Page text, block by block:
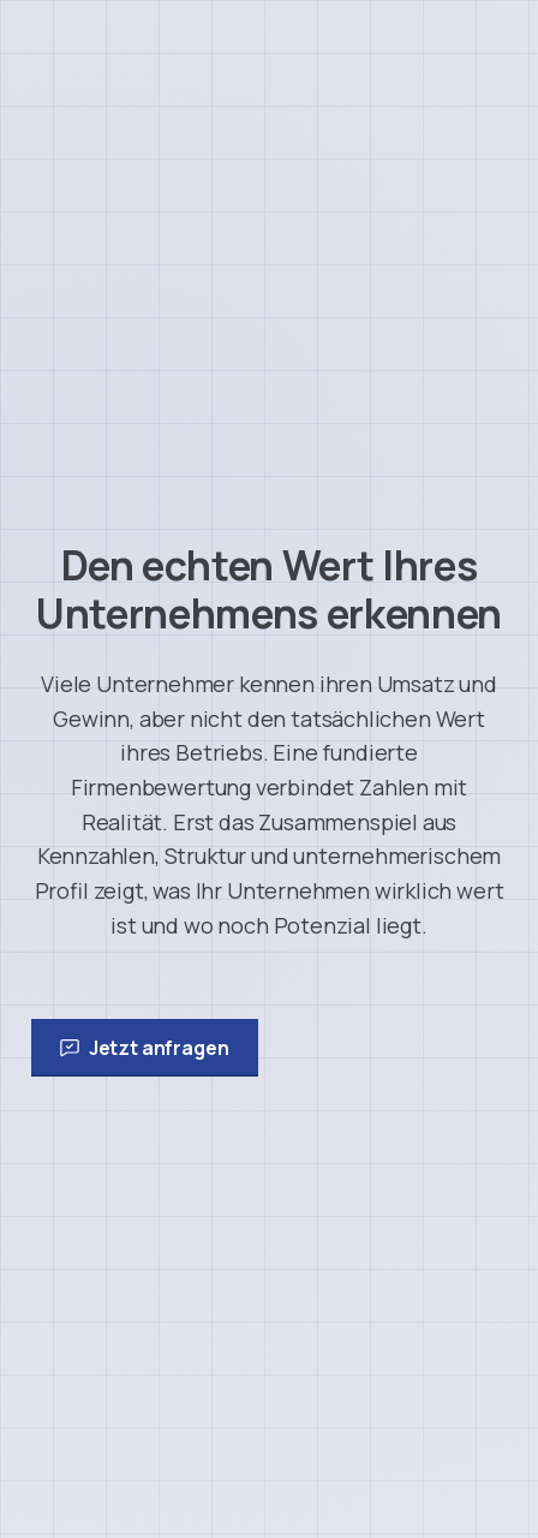
DenechtenWert Ihres
Unternehmenserkennen
Viele Unternehmer kennen ihren Umsatzund
Gewinn, aber nichtden tatsächlichen Wert
ihres Betriebs. Eine fundierte
Firmenbewertungverbindet Zahlen mit
Realität. Erstdas Zusammenspiel aus
Kennzahlen, Strukturundunternehmerischem
Profil zeigt, was Ihr Unternehmen wirklich wert
istund wo noch Potenzial liegt.
Jetzt anfragen